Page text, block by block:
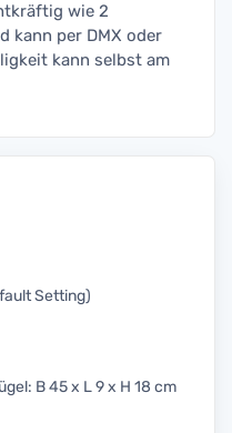
wie 2
kann per DMX oder
kann selbst am
Setting)
B 45 x L 9 x H 18 cm